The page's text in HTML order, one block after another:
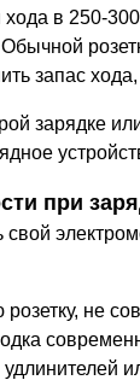
в 250-300
запас
зарядке
при
розетку, не
удлинителей